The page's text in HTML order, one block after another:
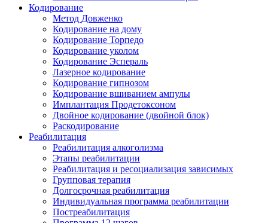
Кодирование
Метод Довженко
Кодирование на дому
Кодирование Торпедо
Кодирование уколом
Кодирование Эспераль
Лазерное кодирование
Кодирование гипнозом
Кодирование вшиванием ампулы
Имплантация Продетоксоном
Двойное кодирование (двойной блок)
Раскодирование
Реабилитация
Реабилитация алкоголизма
Этапы реабилитации
Реабилитация и ресоциализация зависимых
Групповая терапия
Долгосрочная реабилитация
Индивидуальная программа реабилитации
Постреабилитация